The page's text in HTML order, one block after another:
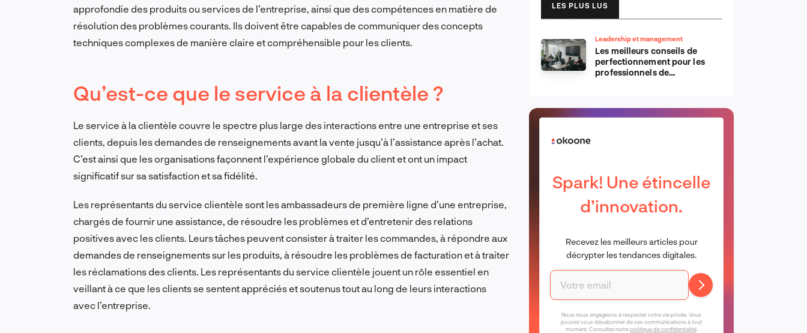
approfondie des produits ou services de l’entreprise, ainsi que des compétences en matière de
résolution des problèmes courants. Ils doivent être capables de communiquer des concepts
techniques complexes de manière claire et compréhensible pour les clients.
Qu’est-ce que le service à la clientèle ?
Le service à la clientèle couvre le spectre plus large des interactions entre une entreprise et ses
clients, depuis les demandes de renseignements avant la vente jusqu’à l’assistance après l’achat.
C’est ainsi que les organisations façonnent l’expérience globale du client et ont un impact
significatif sur sa satisfaction et sa fidélité.
Les représentants du service clientèle sont les ambassadeurs de première ligne d’une entreprise,
chargés de fournir une assistance, de résoudre les problèmes et d’entretenir des relations
positives avec les clients. Leurs tâches peuvent consister à traiter les commandes, à répondre aux
demandes de renseignements sur les produits, à résoudre les problèmes de facturation et à traiter
les réclamations des clients. Les représentants du service clientèle jouent un rôle essentiel en
veillant à ce que les clients se sentent appréciés et soutenus tout au long de leurs interactions
avec l’entreprise.
LES PLUS LUS
Leadership et management
Les meilleurs conseils de
perfectionnement pour les
professionnels de
Spark! Une étincelle
d’innovation.
Recevez les meilleurs articles pour
décrypter les tendances digitales.
Nous nous engageons à respecter votre vie privée. Vous
pouvez vous désabonner de ces communications à tout
moment. Consultez notrepolitique de confidentialité.